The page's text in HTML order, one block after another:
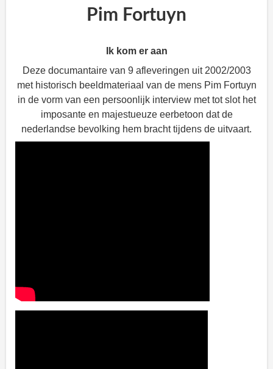
Pim Fortuyn
Ik kom er aan
Deze documantaire van 9 afleveringen uit 2002/2003
met historisch beeldmateriaal van de mens Pim Fortuyn
in de vorm van een persoonlijk interview met tot slot het
imposante en majestueuze eerbetoon dat de
nederlandse bevolking hem bracht tijdens de uitvaart.